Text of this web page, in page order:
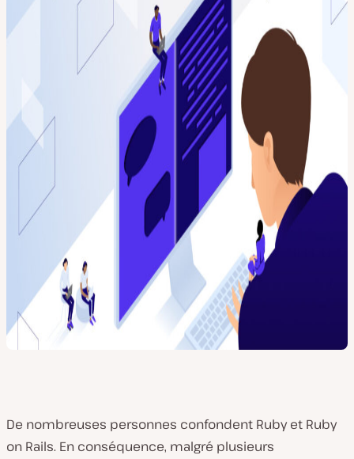
De nombreuses personnes confondent Ruby et Ruby
on Rails. En conséquence, malgré plusieurs